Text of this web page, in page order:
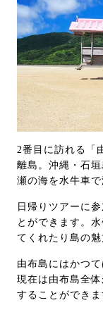
2番目に訪れる「
離島。沖縄・石
瀬の海を水牛車
日帰りツアーに
とができます。
てくれたり島の魅
由布島にはかつ
現在は由布島全
することができま